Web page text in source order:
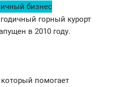
бизнес
горный курорт
в 2010 году.
который помогает